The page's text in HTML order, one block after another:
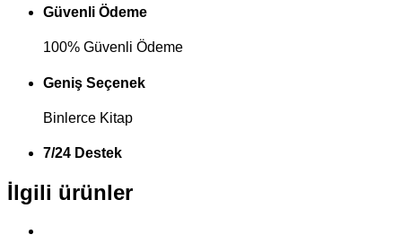
Güvenli Ödeme
100% Güvenli Ödeme
Geniş Seçenek
Binlerce Kitap
7/24 Destek
İlgili ürünler